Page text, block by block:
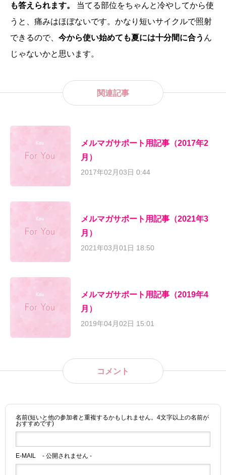
も答えられます。
当てる部位をちゃんと冷やしてから使
うと、痛みはほぼないです。かなり短いサイクルで照射
できるので、 今から使い始めても夏には十分間に合う ん
じゃないかと思います。
関連記事
メルマガサポート用記事（2017年2
月）
2017年02月03日 0:44
メルマガサポート用記事（2021年3
月）
2021年03月01日 18:50
メルマガサポート用記事（2019年4
月）
2019年04月02日 15:01
コメント
名前(短いと他の参加者と重複するかもしれません。4文字以上の名前が
おすすめです)
E-MAIL - 公開されません -